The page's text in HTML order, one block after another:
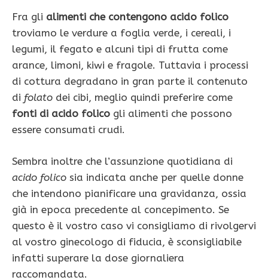
Fra gli alimenti che contengono acido folico
troviamo le verdure a foglia verde, i cereali, i
legumi, il fegato e alcuni tipi di frutta come
arance, limoni, kiwi e fragole. Tuttavia i processi
di cottura degradano in gran parte il contenuto
di folato dei cibi, meglio quindi preferire come
fonti di acido folico gli alimenti che possono
essere consumati crudi.
Sembra inoltre che l’assunzione quotidiana di
acido folico sia indicata anche per quelle donne
che intendono pianificare una gravidanza, ossia
già in epoca precedente al concepimento. Se
questo è il vostro caso vi consigliamo di rivolgervi
al vostro ginecologo di fiducia, è sconsigliabile
infatti superare la dose giornaliera
raccomandata.